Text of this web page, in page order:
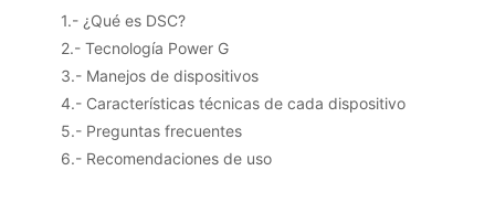
1.- ¿Qué es DSC?
2.- Tecnología Power G
3.- Manejos de dispositivos
4.- Características técnicas de cada dispositivo
5.- Preguntas frecuentes
6.- Recomendaciones de uso